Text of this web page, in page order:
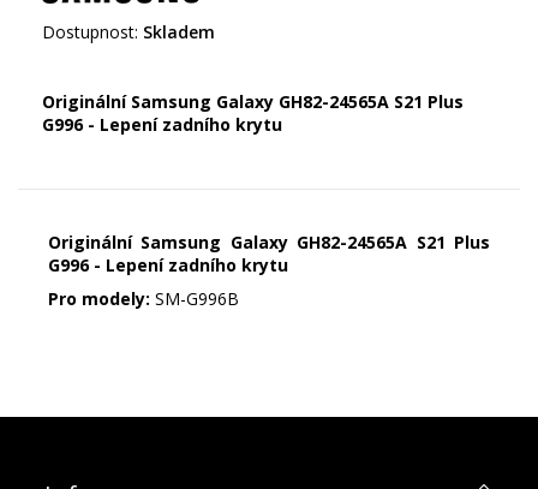
Dostupnost: Skladem
Originální Samsung Galaxy GH82-24565A S21 Plus
G996 - Lepení zadního krytu
Originální Samsung Galaxy GH82-24565A S21 Plus
G996 - Lepení zadního krytu
Pro modely: SM-G996B